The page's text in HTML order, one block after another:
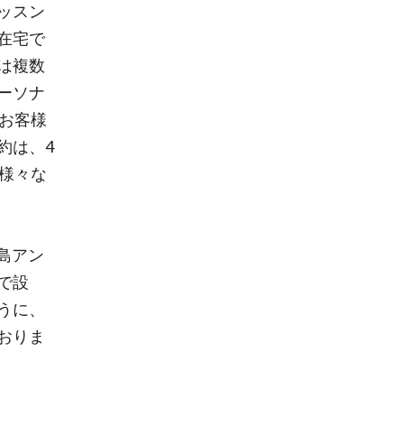
スン
宅で
複数
ソナ
客様
は、4
々な
アン
設
、
りま